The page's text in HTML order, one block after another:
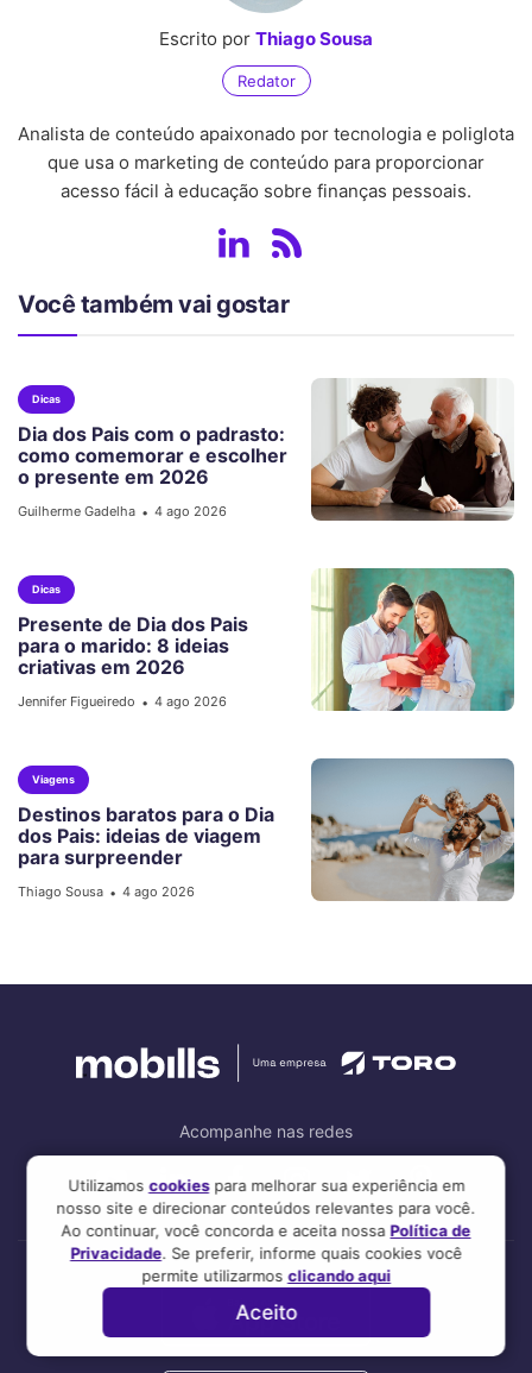
Escrito por Thiago Sousa
Redator
Analista de conteúdo apaixonado por tecnologia e poliglota
que usa o marketing de conteúdo para proporcionar
acesso fácil à educação sobre finanças pessoais.
Você também vai gostar
Dicas
Dia dos Pais com o padrasto:
como comemorar e escolher
o presente em 2026
Guilherme Gadelha • 4 ago 2026
Dicas
Presente de Dia dos Pais
para o marido: 8 ideias
criativas em 2026
Jennifer Figueiredo • 4 ago 2026
Viagens
Destinos baratos para o Dia
dos Pais: ideias de viagem
para surpreender
Thiago Sousa • 4 ago 2026
Acompanhe nas redes
Utilizamos cookiespara melhorar sua experiência em
nosso site e direcionar conteúdos relevantes para você.
Ao continuar, você concorda e aceita nossaPolítica de
Privacidade. Se preferir, informe quais cookies você
permite utilizarmos clicando aqui
Aceito